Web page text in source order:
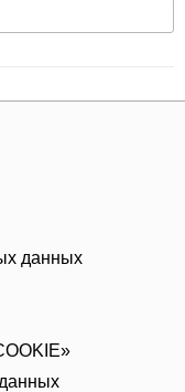
данных